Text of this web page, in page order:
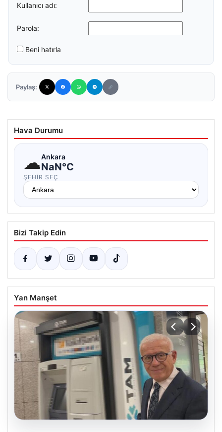
Kullanıcı adı:
Parola:
Beni hatırla
Paylaş:
Hava Durumu
☁Ankara
NaN°C
ŞEHIR SEÇ
Bizi Takip Edin
Yan Manşet